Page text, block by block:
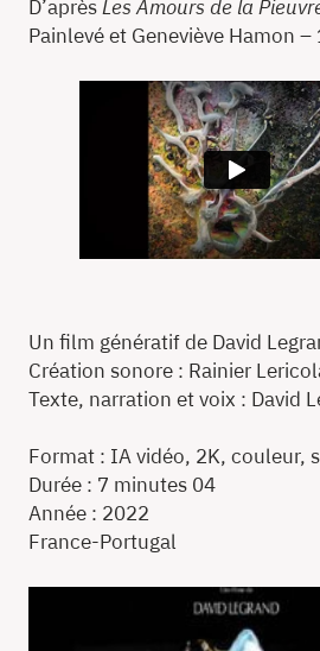
D’après Les Amours de la
Painlevé et Geneviève Hamon –
Un film génératif de David
Création sonore : Rainier
Texte, narration et voix : David
Format : IA vidéo, 2K, couleur,
Durée : 7 minutes 04
Année : 2022
France-Portugal